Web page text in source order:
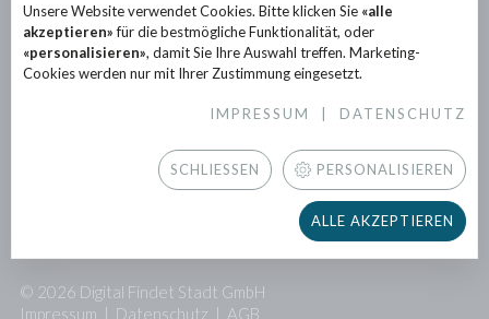
PIONEER-Projekte
Forschungsprojekte
Partnerprojekte
© 2026 Digital Findet Stadt GmbH
Impressum
Datenschutz AGB
Unsere Website verwendet Cookies. Bitte klicken Sie «alle
akzeptieren»für die bestmögliche Funktionalität, oder
«personalisieren», damit Sie Ihre Auswahl treffen. Marketing-
Cookies werden nur mit Ihrer Zustimmung eingesetzt.
IMPRESSUM DATENSCHUTZ
SCHLIESSEN PERSONALISIEREN
ALLE AKZEPTIEREN